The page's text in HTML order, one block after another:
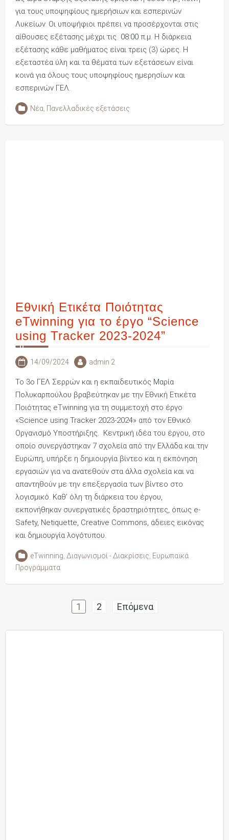
για τους υποψηφίους ημερήσιων και εσπερινών
Λυκείων. Οι υποψήφιοι πρέπει να προσέρχονται στις
αίθουσες εξέτασης μέχρι τις 08:00 π.μ. Η διάρκεια
εξέτασης κάθε μαθήματος είναι τρεις (3) ώρες. Η
εξεταστέα ύλη και τα θέματα των εξετάσεων είναι
κοινά για όλους τους υποψηφίους ημερησίων και
εσπερινών ΓΕΛ.
Νέα, Πανελλαδικές εξετάσεις
Εθνική Ετικέτα Ποιότητας
eTwinning για το έργο “Science
using Tracker 2023-2024”
14/09/2024 admin 2
To 3o ΓΕΛ Σερρών και η εκπαιδευτικός Μαρία
Πολυκαρπούλου βραβεύτηκαν με την Εθνική Ετικέτα
Ποιότητας eTwinning για τη συμμετοχή στο έργο
«Science using Tracker 2023-2024» από τον Εθνικό
Οργανισμό Υποστήριξης. Κεντρική ιδέα του έργου, στο
οποίο συνεργάστηκαν 7 σχολεία από την Ελλάδα και την
Ευρώπη, υπήρξε η δημιουργία βίντεο και η εκπόνηση
εργασιών για να ανατεθούν στα άλλα σχολεία και να
απαντηθούν με την επεξεργασία των βίντεο στο
λογισμικό. Καθ’ όλη τη διάρκεια του έργου,
εκπονήθηκαν συνεργατικές δραστηριότητες, όπως e-
Safety, Netiquette, Creative Commons, άδειες εικόνας
και δημιουργία λογότυπου.
eTwinning Διαγωνισμοί - Διακρίσεις Ευρωπαϊκά
Προγράμματα
1 2 Επόμενα